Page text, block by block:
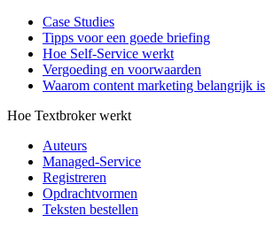
Case Studies
Tipps voor een goede briefing
Hoe Self-Service werkt
Vergoeding en voorwaarden
Waarom content marketing belangrijk is
Hoe Textbroker werkt
Auteurs
Managed-Service
Registreren
Opdrachtvormen
Teksten bestellen